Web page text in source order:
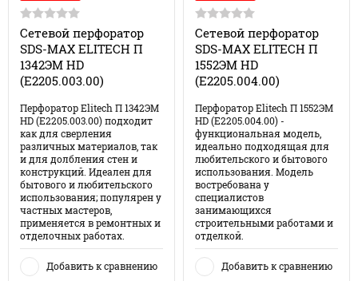
Сетевой перфоратор
SDS-MAX ELITECH П
1342ЭМ HD
(Е2205.003.00)
Перфоратор Elitech П 1342ЭМ
HD (Е2205.003.00) подходит
как для сверления
различных материалов, так
и для долбления стен и
конструкций. Идеален для
бытового и любительского
использования; популярен у
частных мастеров,
применяется в ремонтных и
отделочных работах.
Добавить к сравнению
Сетевой перфоратор
SDS-MAX ELITECH П
1552ЭМ HD
(Е2205.004.00)
Перфоратор Elitech П 1552ЭМ
HD (Е2205.004.00) -
функциональная модель,
идеально подходящая для
любительского и бытового
использования. Модель
востребована у
специалистов
занимающихся
строительными работами и
отделкой.
Добавить к сравнению